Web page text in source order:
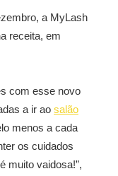
a MyLash
receita, em
com esse novo
a ir ao salão
menos a cada
os cuidados
muito vaidosa!”,